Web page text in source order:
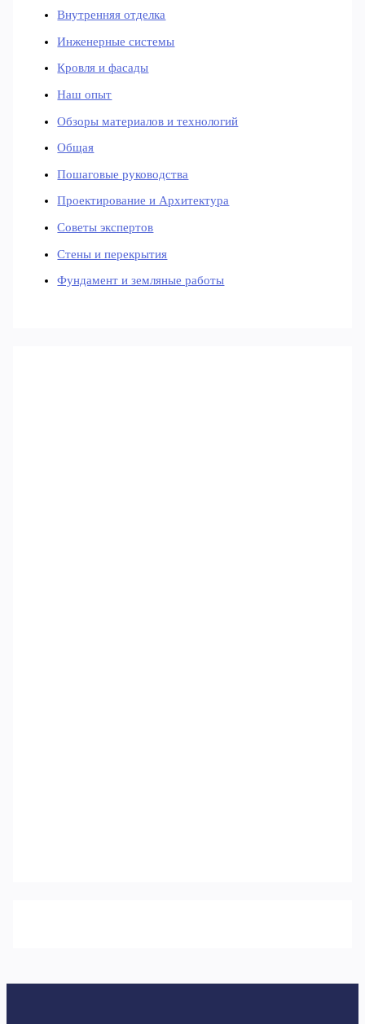
Внутренняя отделка
Инженерные системы
Кровля и фасады
Наш опыт
Обзоры материалов и технологий
Общая
Пошаговые руководства
Проектирование и Архитектура
Советы экспертов
Стены и перекрытия
Фундамент и земляные работы